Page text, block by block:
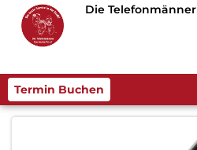
Die Telefonmänner
Termin Buchen